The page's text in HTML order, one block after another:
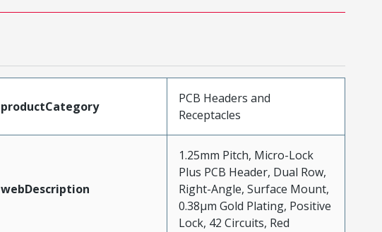
productCategory
PCB Headers and
Receptacles
webDescription
1.25mm Pitch, Micro-Lock
Plus PCB Header, Dual Row,
Right-Angle, Surface Mount,
0.38µm Gold Plating, Positive
Lock, 42 Circuits, Red